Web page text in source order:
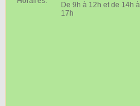
De 9h à 12h et de 14h à
17h